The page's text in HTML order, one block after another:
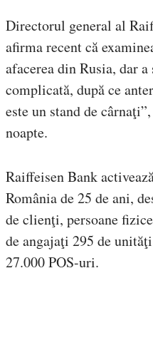
Directorul general al
afirma recent că
afacerea din Rusia, dar
complicată, după ce
este un stand de
noapte.
Raiffeisen Bank
România de 25 de ani,
de clienţi, persoane
de angajaţi 295 de
27.000 POS-uri.